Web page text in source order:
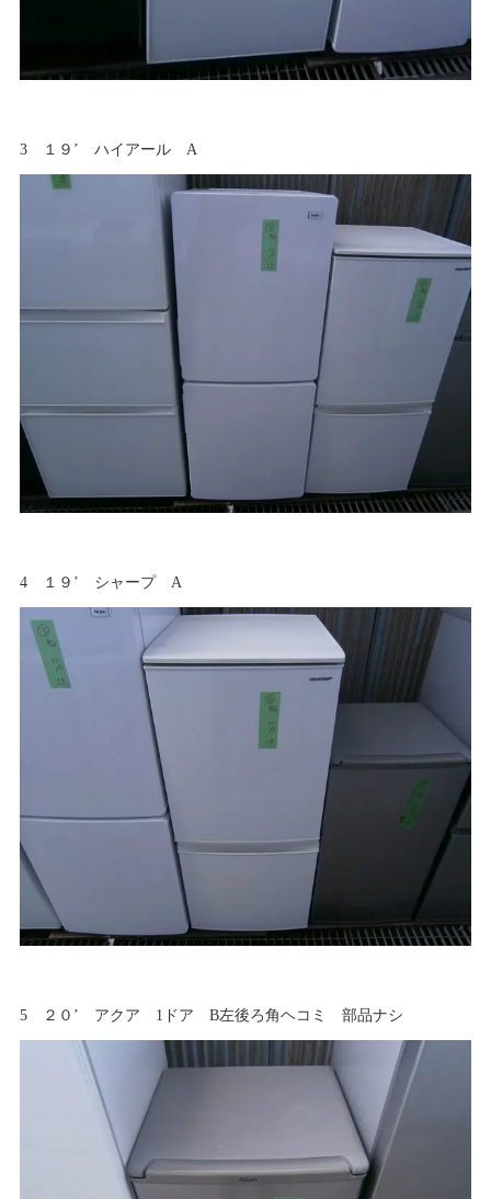
3 １９’ ハイアール A
4 １９’ シャープ A
5 ２０’ アクア 1ドア B左後ろ角ヘコミ 部品ナシ